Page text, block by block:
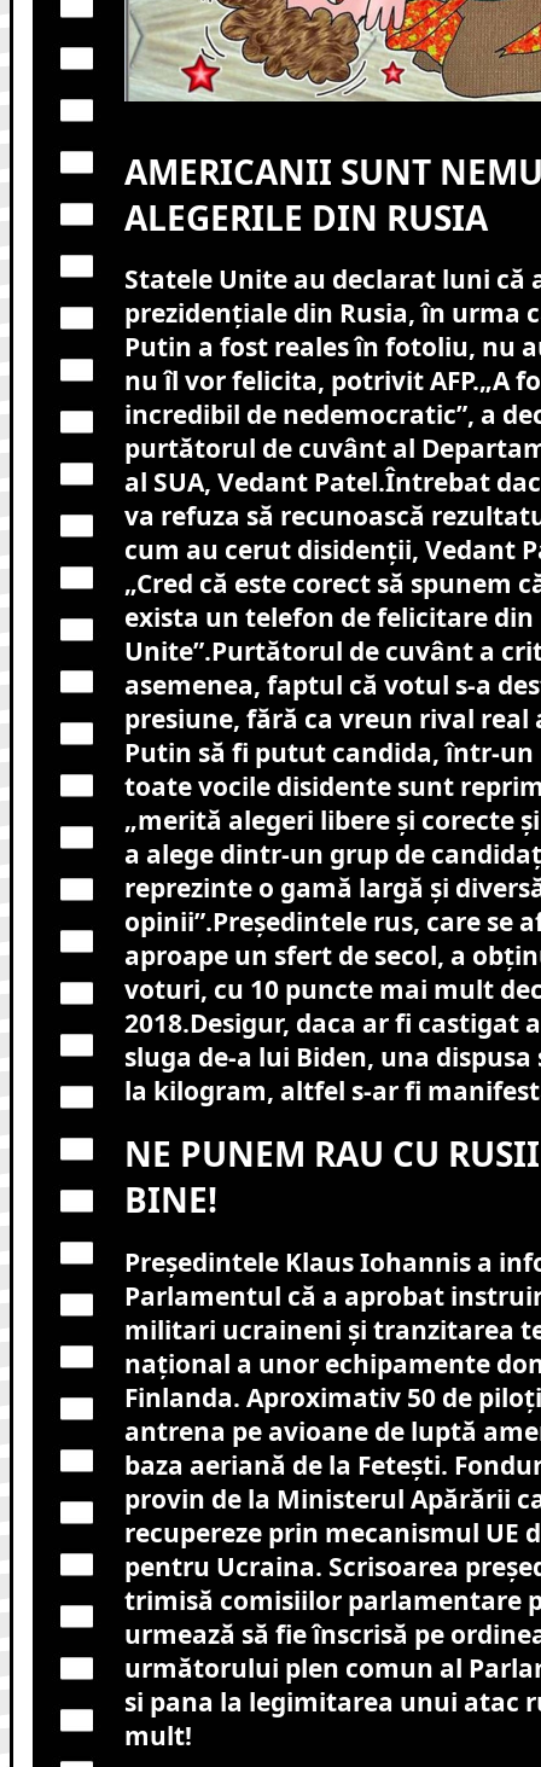
AMERICANII SUNT
ALEGERILE DIN RUSIA
Statele Unite au declarat luni că
prezidențiale din Rusia, în urma
Putin a fost reales în fotoliu, nu
nu îl vor felicita, potrivit AFP.„A
incredibil de nedemocratic”, a
purtătorul de cuvânt al
al SUA, Vedant Patel.Întrebat
va refuza să recunoască
cum au cerut disidenții, Vedant
„Cred că este corect să spunem
exista un telefon de felicitare
Unite”.Purtătorul de cuvânt a
asemenea, faptul că votul s-a
presiune, fără ca vreun rival real
Putin să fi putut candida, într-
toate vocile disidente sunt
„merită alegeri libere și corecte
a alege dintr-un grup de
reprezinte o gamă largă și
opinii”.Președintele rus, care se
aproape un sfert de secol, a
voturi, cu 10 puncte mai mult
2018.Desigur, daca ar fi castigat
sluga de-a lui Biden, una dispusa
la kilogram, altfel s-ar fi
NE PUNEM RAU CU
BINE!
Preşedintele Klaus Iohannis a
Parlamentul că a aprobat
militari ucraineni și tranzitarea
naţional a unor echipamente
Finlanda. Aproximativ 50 de
antrena pe avioane de luptă
baza aeriană de la Fetești.
provin de la Ministerul Apărării
recupereze prin mecanismul UE
pentru Ucraina. Scrisoarea
trimisă comisiilor parlamentare
urmează să fie înscrisă pe
următorului plen comun al
si pana la legimitarea unui atac
mult!